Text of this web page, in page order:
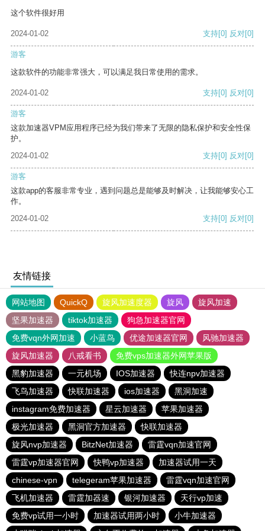
这个软件很好用
2024-01-02 支持[0] 反对[0]
游客
这款软件的功能非常强大，可以满足我日常使用的需求。
2024-01-02 支持[0] 反对[0]
游客
这款加速器VPM应用程序已经为我们带来了无限的隐私保护和安全性保
护。
2024-01-02
支持[0] 反对[0]
游客
这款app的客服非常专业，遇到问题总是能够及时解决，让我能够安心工
作。
2024-01-02
支持[0] 反对[0]
友情链接
网站地图 QuickQ 旋风加速度器 旋风
旋风加速
坚果加速器
tiktok加速器
狗急加速器官网
免费vqn外网加速
小蓝鸟 优途加速器官网
风驰加速器
旋风加速器
八戒看书
免费vps加速器外网苹果版
黑豹加速器
一元机场 IOS加速器
快连npv加速器
飞鸟加速器
快联加速器 ios加速器
黑洞加速
instagram免费加速器
星云加速器
苹果加速器
极光加速器
黑洞官方加速器
快联加速器
旋风nvp加速器
BitzNet加速器
雷霆vqn加速官网
雷霆vp加速器官网
快鸭vp加速器
加速器试用一天
chinese-vpn
telegeram苹果加速器
雷霆vqn加速官网
飞机加速器
雷霆加器速 银河加速器
天行vp加速
免费vp试用一小时
加速器试用两小时
小牛加速器